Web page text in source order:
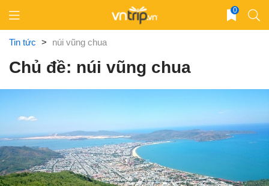
content
0
Tin tức > núi vũng chua
Chủ đề: núi vũng chua